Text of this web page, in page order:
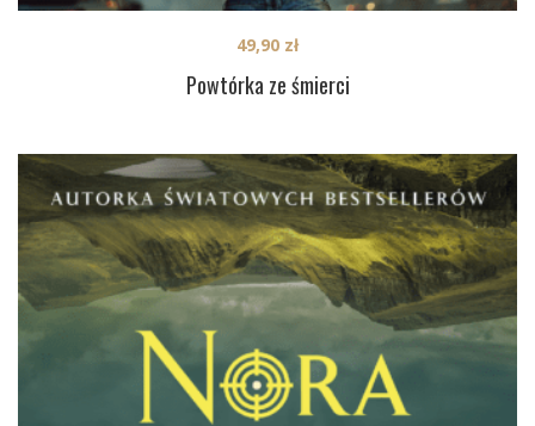
Powtórka ze śmierci
49,90 zł